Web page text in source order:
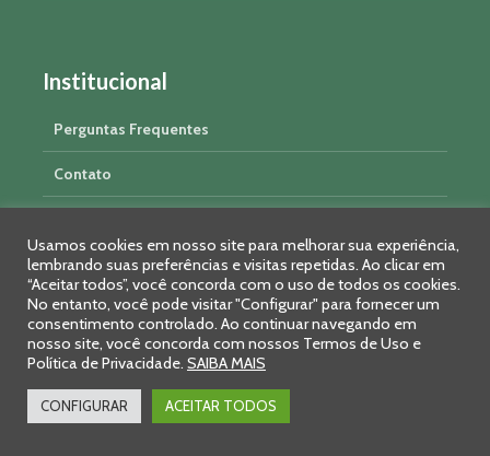
Institucional
Perguntas Frequentes
Contato
Aplicativo
Objetivos Desenvolv. Sustentável
Trabalhe Conosco
Termos de Uso e Privacidade
Usamos cookies em nosso site para melhorar sua experiência,
lembrando suas preferências e visitas repetidas. Ao clicar em
“Aceitar todos”, você concorda com o uso de todos os cookies.
No entanto, você pode visitar "Configurar" para fornecer um
consentimento controlado. Ao continuar navegando em
nosso site, você concorda com nossos Termos de Uso e
Política de Privacidade. SAIBA MAIS
CONFIGURAR ACEITAR TODOS